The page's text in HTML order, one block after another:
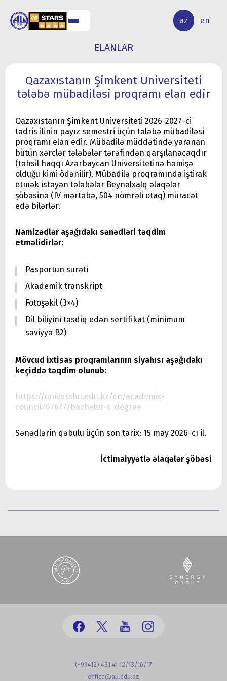
az en
ELMİ
TƏDQİQAT
ELANLAR
Qazaxıstanın Şimkent Universiteti
tələbə mübadiləsi proqramı elan edir
Qazaxıstanın Şimkent Universiteti 2026-2027-ci
tədris ilinin payız semestri üçün tələbə mübadiləsi
proqramı elan edir. Mübadilə müddətində yaranan
bütün xərclər tələbələr tərəfindən qarşılanacaqdır
(təhsil haqqı Azərbaycan Universitetinə həmişə
olduğu kimi ödənilir). Mübadilə proqramında iştirak
etmək istəyən tələbələr Beynəlxalq əlaqələr
şöbəsinə (IV mərtəbə, 504 nömrəli otaq) müracət
edə bilərlər.
Namizədlər aşağıdakı sənədləri təqdim
etməlidirlər:
Pasportun surəti
Akademik transkript
Fotoşəkil (3×4)
Dil biliyini təsdiq edən sertifikat (minimum
səviyyə B2)
Mövcud ixtisas proqramlarının siyahısı aşağıdakı
keçiddə təqdim olunub:
https://univershu.edu.kz/en/academic-
council767677/bachelor-s-degree
Sənədlərin qəbulu üçün son tarix: 15 may 2026-cı il.
İctimaiyyətlə əlaqələr şöbəsi
(+99412) 431 41 12/13/16/17
office@au.edu.az